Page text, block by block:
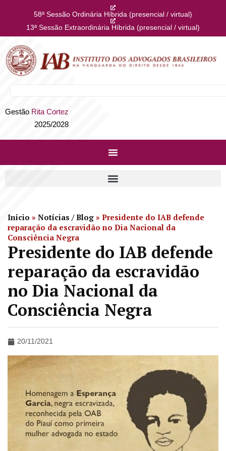
58ª Sessão Ordinária Híbrida (presencial / virtual)
13ª Sessão Extraordinária Híbrida (presencial / virtual)
Gestão Rita Cortez
2025/2028
Início » Notícias / Blog » Presidente do IAB defende
reparação da escravidão no Dia Nacional da
Consciência Negra
Presidente do IAB defende
reparação da escravidão
no Dia Nacional da
Consciência Negra
20/11/2021